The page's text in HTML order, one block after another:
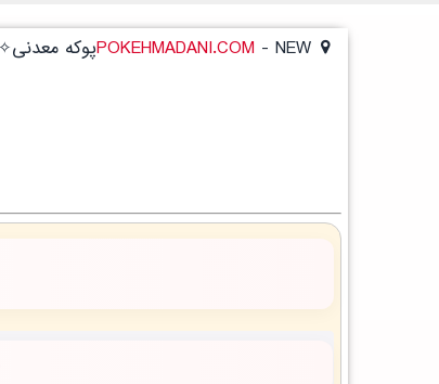
POKEHMADANI.COM - NEWپوکه معدنی✧ پوکه ارزان قروه